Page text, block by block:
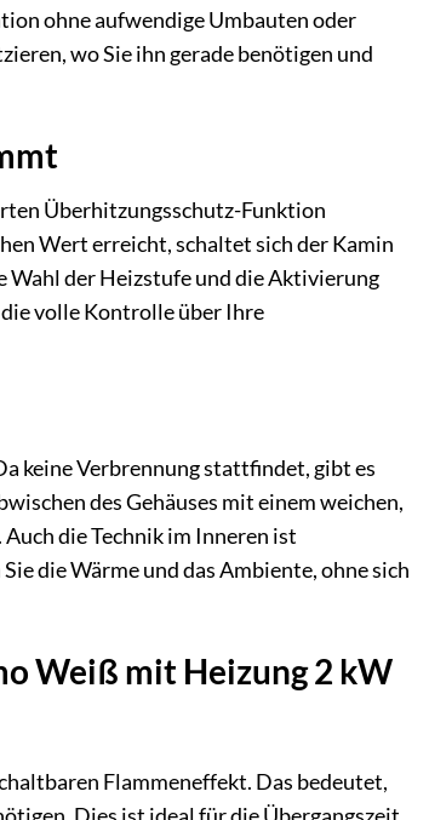
ohne aufwendige Umbauten oder
wo Sie ihn gerade benötigen und
Überhitzungsschutz-Funktion
Wert erreicht, schaltet sich der Kamin
Wahl der Heizstufe und die Aktivierung
die volle Kontrolle über Ihre
keine Verbrennung stattfindet, gibt es
des Gehäuses mit einem weichen,
die Technik im Inneren ist
die Wärme und das Ambiente, ohne sich
Weiß mit Heizung 2 kW
Flammeneffekt. Das bedeutet,